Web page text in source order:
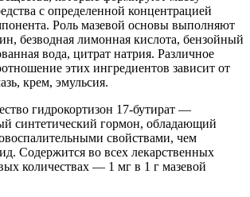
с определенной концентрацией
Роль мазевой основы выполняют
безводная лимонная кислота, бензойный
вода, цитрат натрия. Различное
этих ингредиентов зависит от
крем, эмульсия.
гидрокортизон 17-бутират —
синтетический гормон, обладающий
свойствами, чем
Содержится во всех лекарственных
количествах — 1 мг в 1 г мазевой